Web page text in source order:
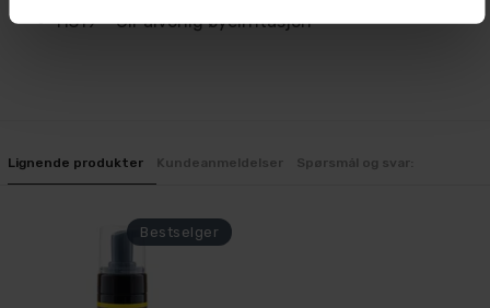
H319 – Gir alvorlig øyeirritasjon
Lignende produkter Kundeanmeldelser Spørsmål og svar: